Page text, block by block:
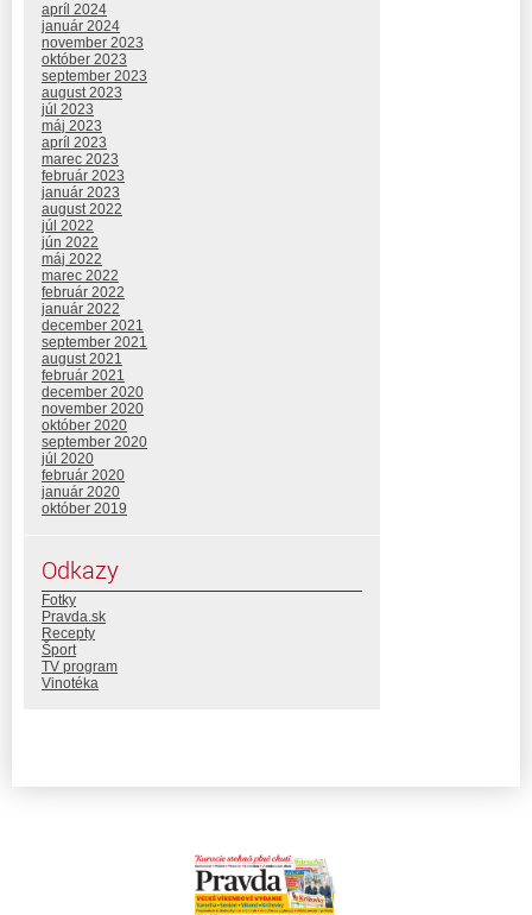
apríl 2024
január 2024
november 2023
október 2023
september 2023
august 2023
júl 2023
máj 2023
apríl 2023
marec 2023
február 2023
január 2023
august 2022
júl 2022
jún 2022
máj 2022
marec 2022
február 2022
január 2022
december 2021
september 2021
august 2021
február 2021
december 2020
november 2020
október 2020
september 2020
júl 2020
február 2020
január 2020
október 2019
Odkazy
Fotky
Pravda.sk
Recepty
Šport
TV program
Vinotéka